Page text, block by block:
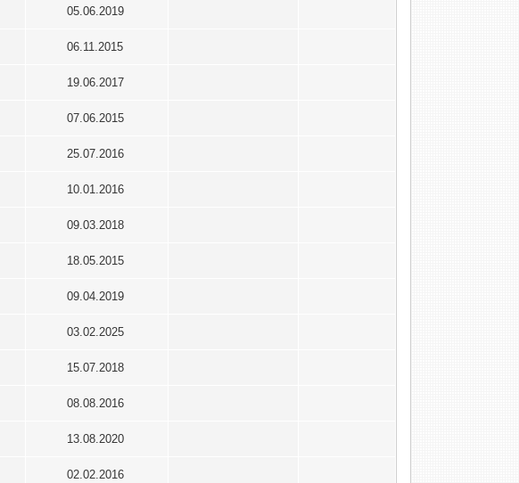
05.06.2019
06.11.2015
19.06.2017
07.06.2015
25.07.2016
10.01.2016
09.03.2018
18.05.2015
09.04.2019
03.02.2025
15.07.2018
08.08.2016
13.08.2020
02.02.2016